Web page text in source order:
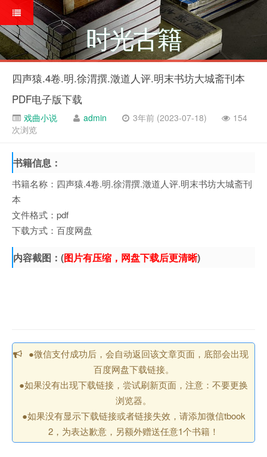
时光古籍
四声猿.4卷.明.徐渭撰.澂道人评.明末书坊大城斋刊本
PDF电子版下载
戏曲小说 admin 3年前 (2023-07-18)
154
次浏览
书籍信息：
书籍名称：四声猿.4卷.明.徐渭撰.澂道人评.明末书坊大城斋刊
本
文件格式：pdf
下载方式：百度网盘
内容截图：(图片有压缩，网盘下载后更清晰)
●微信支付成功后，会自动返回该文章页面，底部会出现
百度网盘下载链接。
●如果没有出现下载链接，尝试刷新页面，注意：不要更换
浏览器。
●如果没有显示下载链接或者链接失效，请添加微信tbook
2，为表达歉意，另额外赠送任意1个书籍！